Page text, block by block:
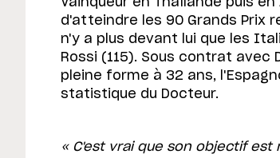
d'atteindre les 90 Grands Prix
n'y a plus devant lui que les
Rossi (115). Sous contrat avec
pleine forme à 32 ans,
statistique du Docteur.
« C'est vrai que son objectif est